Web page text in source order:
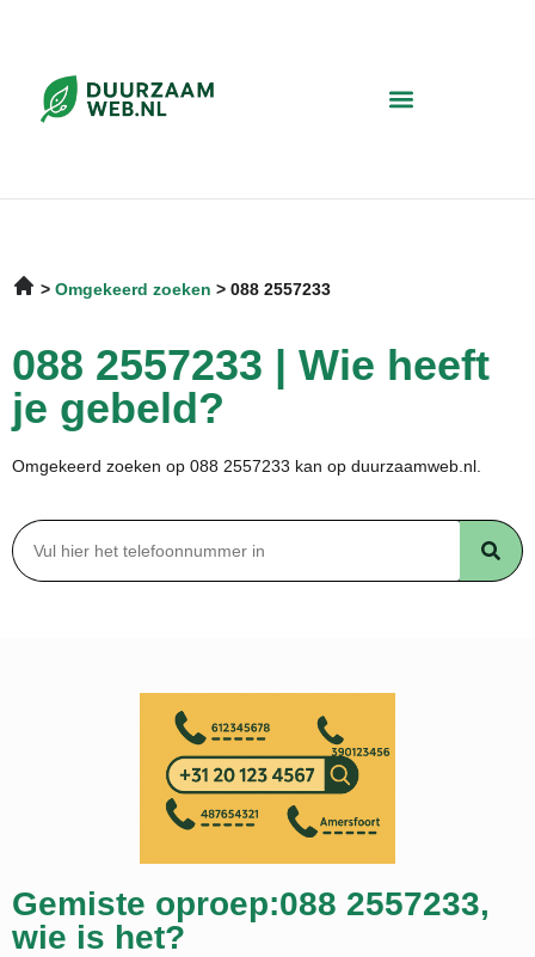
Omgekeerd zoeken 088 2557233
088 2557233 | Wie heeft
je gebeld?
Omgekeerd zoeken op 088 2557233 kan op duurzaamweb.nl.
Gemiste oproep:088 2557233,
wie is het?